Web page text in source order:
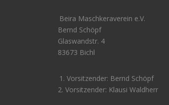
Beira Maschkeraverein e.V.
Bernd Schöpf
Glaswandstr. 4
83673 Bichl
1. Vorsitzender: Bernd Schöpf
2. Vorsitzender: Klausi Waldherr